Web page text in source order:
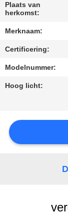
CITAAT
SITEMAP
PRIVACY
POLICY
Plaats van
herkomst:
Merknaam:
Certificering:
Modelnummer:
Hoog licht: